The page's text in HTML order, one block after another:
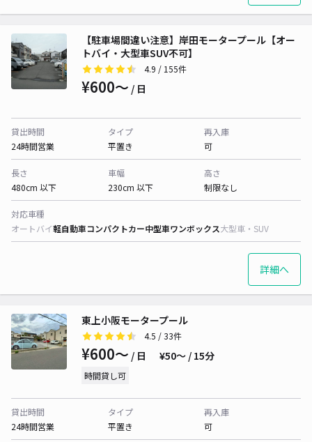
【駐車場間違い注意】岸田モータープール【オー
トバイ・大型車SUV不可】
4.9 / 155件
¥600〜 / 日
貸出時間
24時間営業
タイプ
平置き
再入庫
可
長さ
480cm 以下
車幅
230cm 以下
高さ
制限なし
対応車種
オートバイ軽自動車コンパクトカー中型車ワンボックス大型車・SUV
詳細へ
東上小阪モータープール
4.5 / 33件
¥600〜 / 日 ¥50〜 / 15分
時間貸し可
貸出時間
24時間営業
タイプ
平置き
再入庫
可